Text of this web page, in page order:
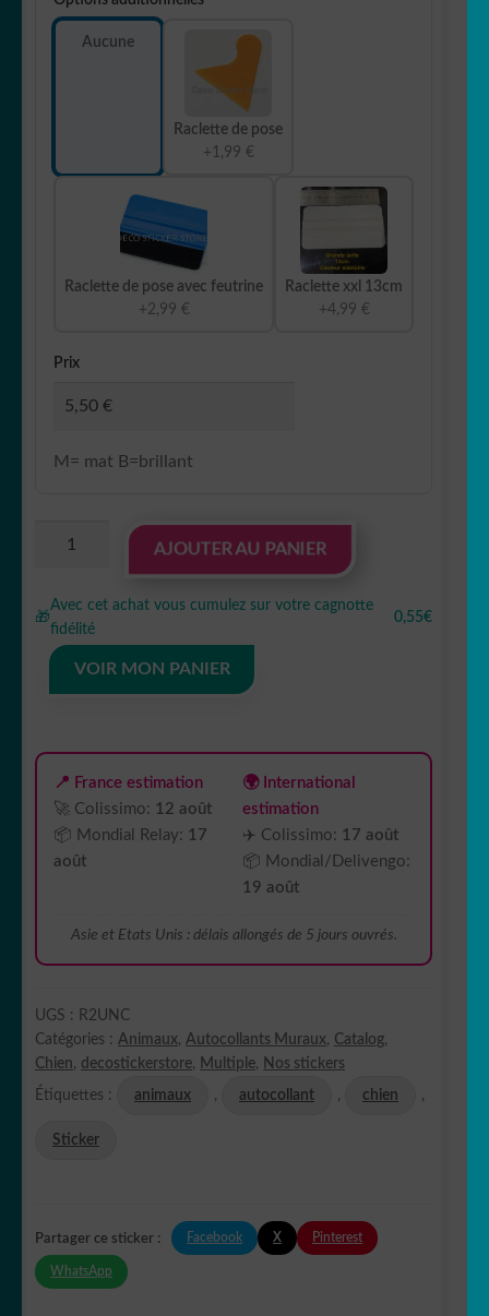
Aucune
Raclette de pose
+1,99 €
Raclette de pose avec feutrine
+2,99 €
Raclette xxl 13cm
+4,99 €
Prix
M= mat B=brillant
autocollant
animaux
chien
R2UNC
AJOUTER AU PANIER
🎁
Avec cet achat vous cumulez sur votre cagnotte
fidélité
0,55€
VOIR MON PANIER
📍 France estimation
🚀 Colissimo: 12 août
📦 Mondial Relay: 17
août
🌍 International
estimation
✈️ Colissimo: 17 août
📦 Mondial/Delivengo:
19 août
Asie et Etats Unis : délais allongés de 5 jours ouvrés.
UGS :
R2UNC
Catégories : Animaux, Autocollants Muraux, Catalog,
Chien, decostickerstore, Multiple, Nos stickers
Étiquettes : animaux , autocollant , chien ,
Sticker
Partager ce sticker : Facebook X Pinterest
WhatsApp